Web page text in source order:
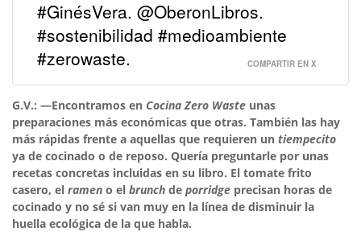
#GinésVera. @OberonLibros.
#sostenibilidad #medioambiente
#zerowaste.
COMPARTIR EN X
G.V.: —Encontramos en Cocina Zero Waste unas
preparaciones más económicas que otras. También las hay
más rápidas frente a aquellas que requieren un tiempecito
ya de cocinado o de reposo. Quería preguntarle por unas
recetas concretas incluidas en su libro. El tomate frito
casero, el ramen o el brunch de porridge precisan horas de
cocinado y no sé si van muy en la línea de disminuir la
huella ecológica de la que habla.